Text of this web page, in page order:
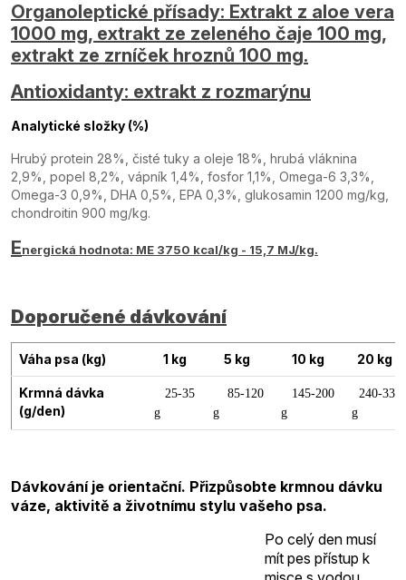
Organoleptické přísady: Extrakt z aloe vera
1000 mg, extrakt ze zeleného čaje 100 mg,
extrakt ze zrníček hroznů 100 mg.
Antioxidanty: extrakt z rozmarýnu
Analytické složky (%)
Hrubý protein 28%, čisté tuky a oleje 18%, hrubá vláknina
2,9%, popel 8,2%, vápník 1,4%, fosfor 1,1%, Omega-6 3,3%,
Omega-3 0,9%, DHA 0,5%, EPA 0,3%, glukosamin 1200 mg/kg,
chondroitin 900 mg/kg.
Energická hodnota: ME 3750 kcal/kg - 15,7 MJ/kg.
Doporučené dávkování
Váha psa (kg) 1 kg 5 kg 10 kg 20 kg
Krmná dávka
(g/den)
25-35
g
85-120
g
145-200
g
240-335
g
Dávkování je orientační. Přizpůsobte krmnou dávku
váze, aktivitě a životnímu stylu vašeho psa.
Po celý den musí
mít pes přístup k